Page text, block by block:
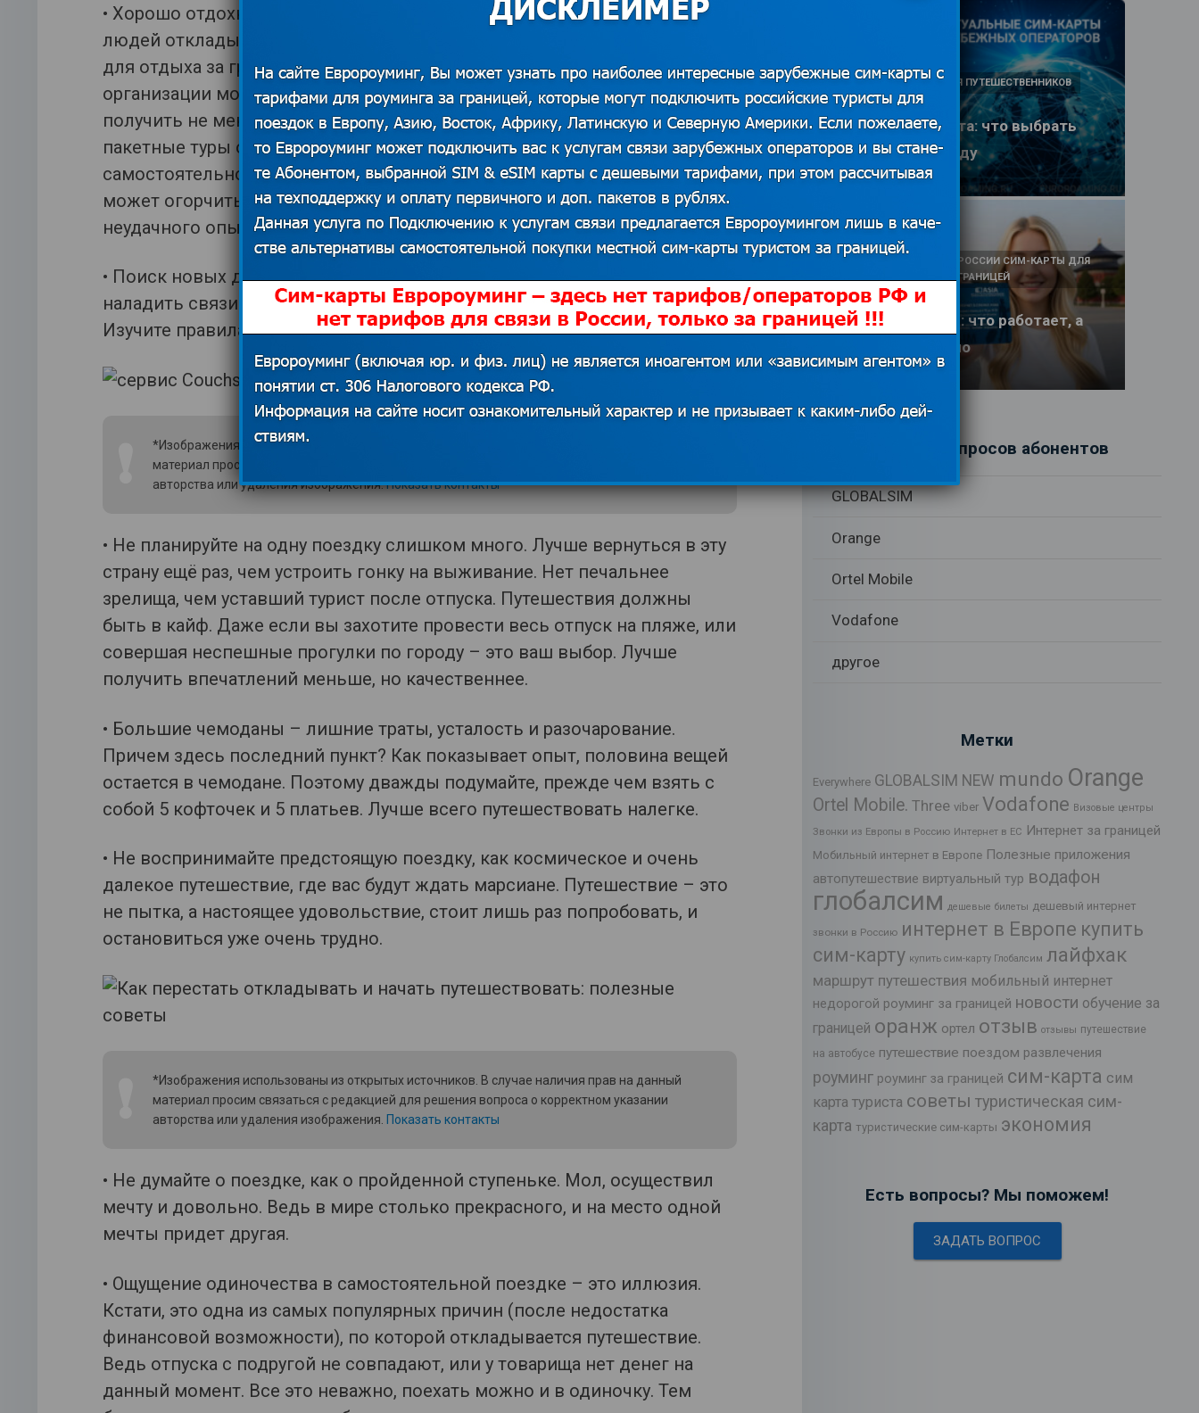
• Хорошо отдохнуть можно не только в высокий сезон. Большинство
людей откладывают свое путешествие из-за финансового аспекта. Да,
для отдыха за границей нужны деньги. Но ведь при правильной
организации можно сэкономить, съездить бюджетно. При этом
получить не меньше впечатлений от поездки. В большинстве случаев
пакетные туры обходятся дороже, нежели путешествие организованное
самостоятельно. Кроме того, выбранное туристическое агентство
может огорчить (и желание познавать мир отпадет после первого
неудачного опыта).
• Поиск новых друзей через сервис Couchsurfing поможет не только
наладить связи в новой стране до приезда, но и сэкономить на жилье.
Изучите правила сервиса, и вперед, к новым знакомствам!
*Изображения использованы из открытых источников. В случае наличия прав на данный
материал просим связаться с редакцией для решения вопроса о корректном указании
авторства или удаления изображения.Показать контакты
• Не планируйте на одну поездку слишком много. Лучше вернуться в эту
страну ещё раз, чем устроить гонку на выживание. Нет печальнее
зрелища, чем уставший турист после отпуска. Путешествия должны
быть в кайф. Даже если вы захотите провести весь отпуск на пляже, или
совершая неспешные прогулки по городу – это ваш выбор. Лучше
получить впечатлений меньше, но качественнее.
• Большие чемоданы – лишние траты, усталость и разочарование.
Причем здесь последний пункт? Как показывает опыт, половина вещей
остается в чемодане. Поэтому дважды подумайте, прежде чем взять с
собой 5 кофточек и 5 платьев. Лучше всего путешествовать налегке.
• Не воспринимайте предстоящую поездку, как космическое и очень
далекое путешествие, где вас будут ждать марсиане. Путешествие – это
не пытка, а настоящее удовольствие, стоит лишь раз попробовать, и
остановиться уже очень трудно.
*Изображения использованы из открытых источников. В случае наличия прав на данный
материал просим связаться с редакцией для решения вопроса о корректном указании
авторства или удаления изображения. Показать контакты
• Не думайте о поездке, как о пройденной ступеньке. Мол, осуществил
мечту и довольно. Ведь в мире столько прекрасного, и на место одной
мечты придет другая.
• Ощущение одиночества в самостоятельной поездке – это иллюзия.
Кстати, это одна из самых популярных причин (после недостатка
финансовой возможности), по которой откладывается путешествие.
Ведь отпуска с подругой не совпадают, или у товарища нет денег на
данный момент. Все это неважно, поехать можно и в одиночку. Тем
eSIM или SIM-карта: что выбрать
туристу в 2026 году
ПОЛЕЗНЫЕ ОБЗОРЫ ДЛЯ ПУТЕШЕСТВЕННИКОВ
25.06.2026
Интернет в Китае: что работает, а
что заблокировано
КАК И У КОГО КУПИТЬ В РОССИИ СИМ-КАРТЫ ДЛЯ
ИНТЕРНЕТА И СВЯЗИ ЗА ГРАНИЦЕЙ
17.06.2026
Рубрики вопросов абонентов
GLOBALSIM
Orange
Ortel Mobile
Vodafone
другое
Метки
Everywhere GLOBALSIM NEW mundo Orange
Ortel Mobile. Three viber Vodafone Визовые центры
Звонки из Европы в Россию Интернет в ЕС Интернет за границей
Мобильный интернет в Европе Полезные приложения
автопутешествие виртуальный тур водафон
глобалсим дешевые билеты дешевый интернет
звонки в Россию интернет в Европе купить
сим-карту купить сим-карту Глобалсим лайфхак
маршрут путешествия мобильный интернет
недорогой роуминг за границей новости обучение за
границей оранж ортел отзыв отзывы путешествие
на автобусе путешествие поездом развлечения
роуминг роуминг за границей сим-карта сим
карта туриста советы туристическая сим-
карта туристические сим-карты экономия
Есть вопросы? Мы поможем!
ЗАДАТЬ ВОПРОС